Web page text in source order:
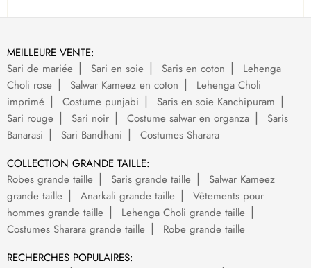
MEILLEURE VENTE:
Sari de mariée
Sari en soie Saris en coton
Lehenga
Choli rose
Salwar Kameez en coton
Lehenga Choli
imprimé
Costume punjabi
Saris en soie Kanchipuram
Sari rouge
Sari noir Costume salwar en organza
Saris
Banarasi
Sari Bandhani
Costumes Sharara
COLLECTION GRANDE TAILLE:
Robes grande taille
Saris grande taille
Salwar Kameez
grande taille
Anarkali grande taille
Vêtements pour
hommes grande taille
Lehenga Choli grande taille
Costumes Sharara grande taille
Robe grande taille
RECHERCHES POPULAIRES: